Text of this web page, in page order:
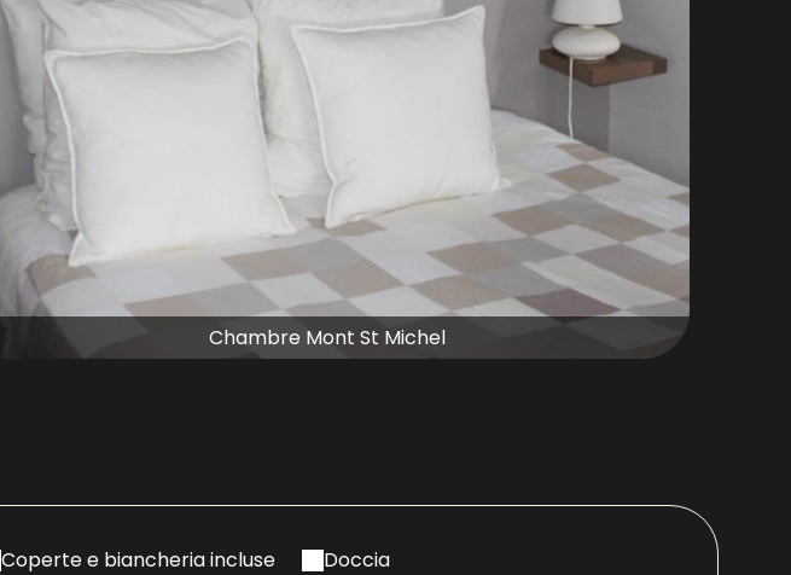
Chambre Mont St Michel
Coperte e biancheria incluse
Doccia